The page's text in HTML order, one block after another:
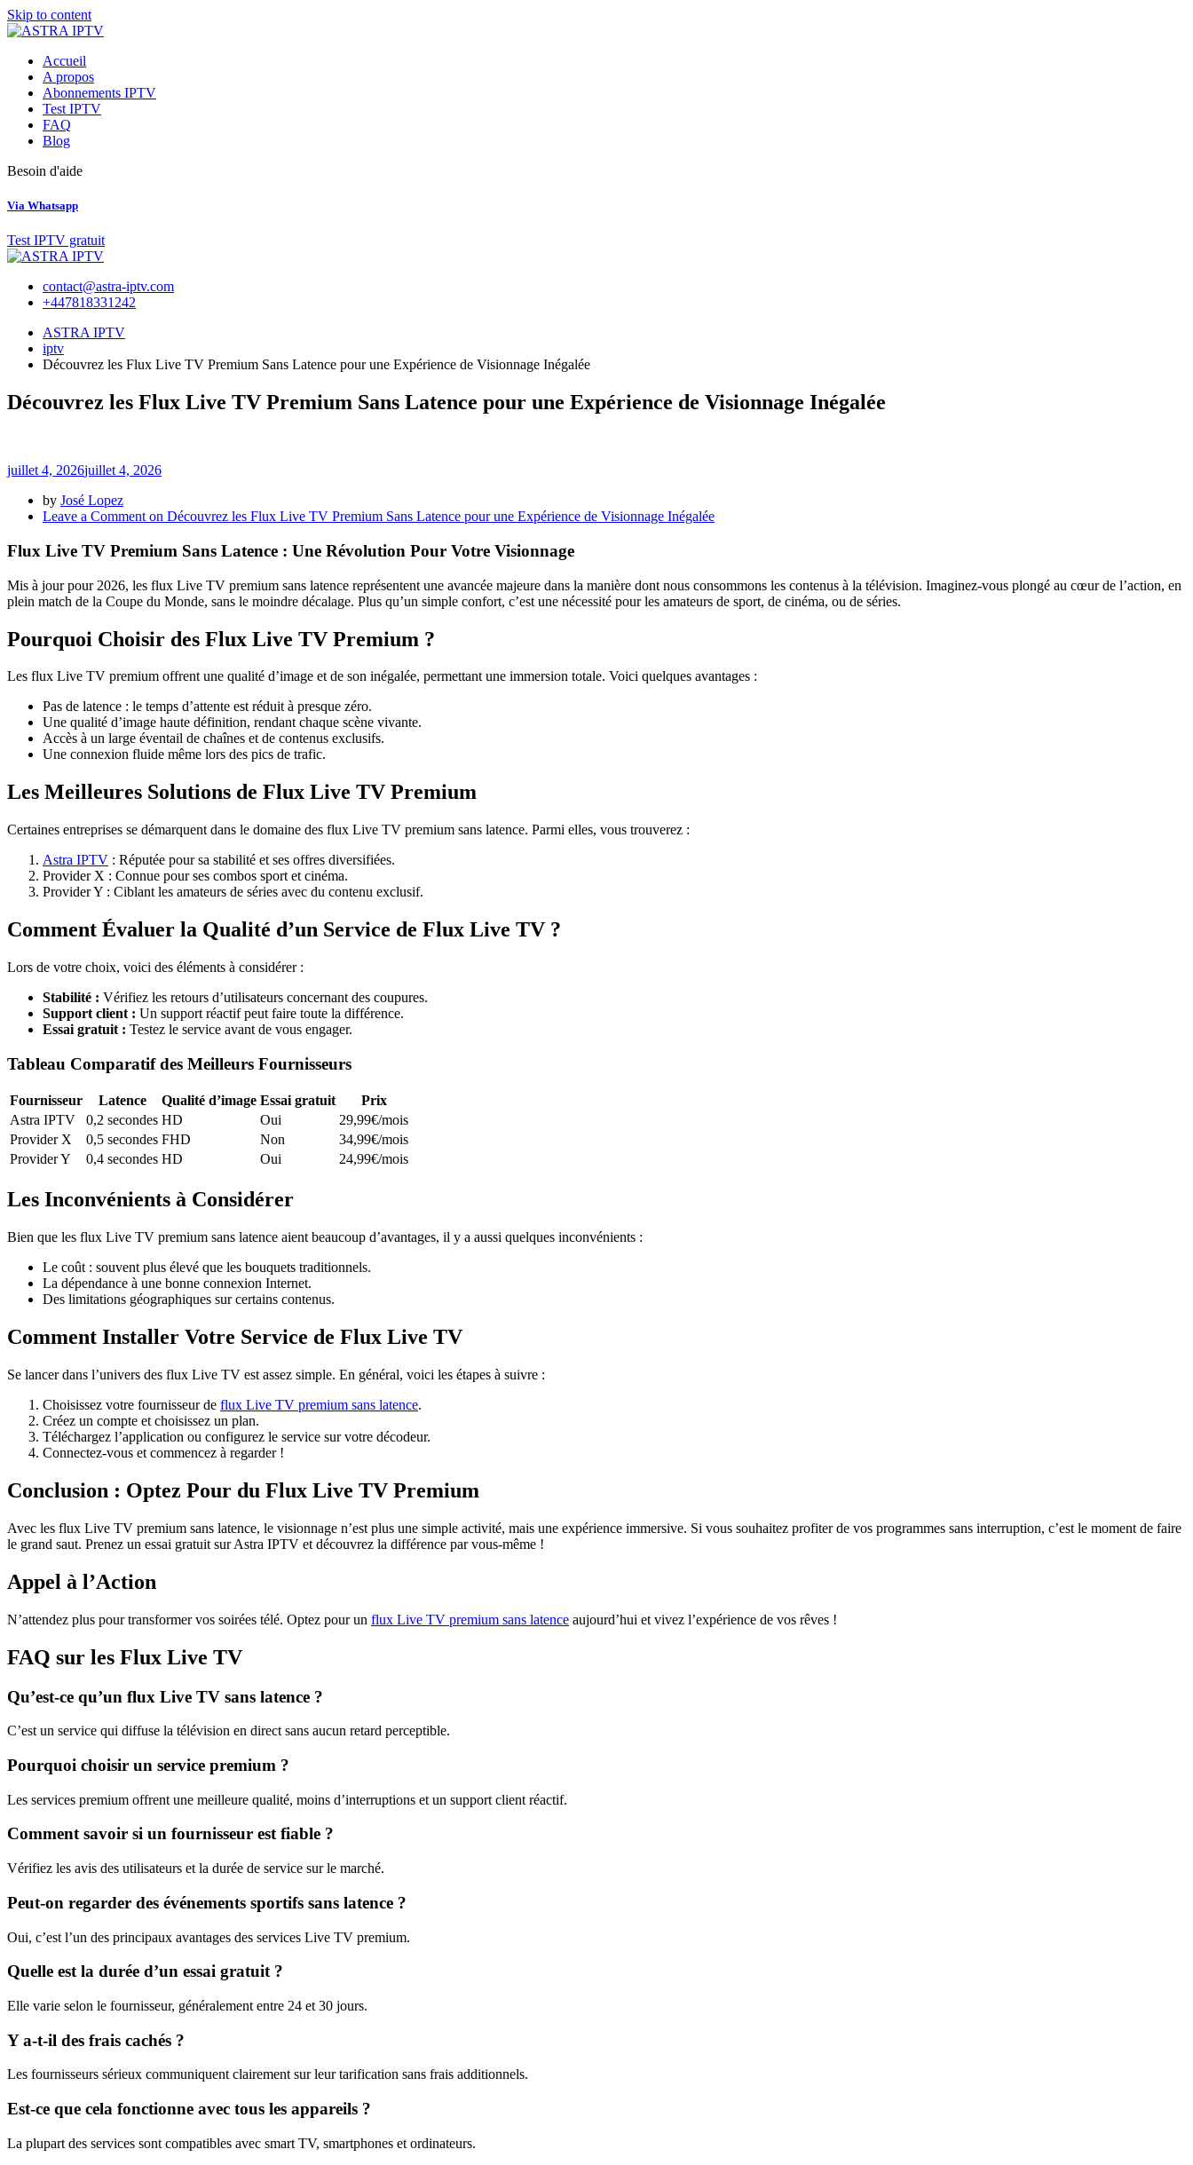
Skip to content
Accueil
A propos
Abonnements IPTV
Test IPTV
FAQ
Blog
Besoin d'aide
Via Whatsapp
Test IPTV gratuit
contact@astra-iptv.com
+447818331242
ASTRA IPTV
iptv
Découvrez les Flux Live TV Premium Sans Latence pour une Expérience de Visionnage Inégalée
Découvrez les Flux Live TV Premium Sans Latence pour une Expérience de Visionnage Inégalée
juillet 4, 2026juillet 4, 2026
by José Lopez
Leave a Comment on Découvrez les Flux Live TV Premium Sans Latence pour une Expérience de Visionnage Inégalée
Flux Live TV Premium Sans Latence : Une Révolution Pour Votre Visionnage
Mis à jour pour 2026, les flux Live TV premium sans latence représentent une avancée majeure dans la manière dont nous consommons les contenus à la télévision. Imaginez-vous plongé au cœur de l’action, en
plein match de la Coupe du Monde, sans le moindre décalage. Plus qu’un simple confort, c’est une nécessité pour les amateurs de sport, de cinéma, ou de séries.
Pourquoi Choisir des Flux Live TV Premium ?
Les flux Live TV premium offrent une qualité d’image et de son inégalée, permettant une immersion totale. Voici quelques avantages :
Pas de latence : le temps d’attente est réduit à presque zéro.
Une qualité d’image haute définition, rendant chaque scène vivante.
Accès à un large éventail de chaînes et de contenus exclusifs.
Une connexion fluide même lors des pics de trafic.
Les Meilleures Solutions de Flux Live TV Premium
Certaines entreprises se démarquent dans le domaine des flux Live TV premium sans latence. Parmi elles, vous trouverez :
Astra IPTV : Réputée pour sa stabilité et ses offres diversifiées.
Provider X : Connue pour ses combos sport et cinéma.
Provider Y : Ciblant les amateurs de séries avec du contenu exclusif.
Comment Évaluer la Qualité d’un Service de Flux Live TV ?
Lors de votre choix, voici des éléments à considérer :
Stabilité : Vérifiez les retours d’utilisateurs concernant des coupures.
Support client : Un support réactif peut faire toute la différence.
Essai gratuit : Testez le service avant de vous engager.
Tableau Comparatif des Meilleurs Fournisseurs
Fournisseur Latence Qualité d’image Essai gratuit
Prix
Astra IPTV
0,2 secondes HD Oui
29,99€/mois
Provider X
0,5 secondes FHD Non
34,99€/mois
Provider Y
0,4 secondes HD Oui 24,99€/mois
Les Inconvénients à Considérer
Bien que les flux Live TV premium sans latence aient beaucoup d’avantages, il y a aussi quelques inconvénients :
Le coût : souvent plus élevé que les bouquets traditionnels.
La dépendance à une bonne connexion Internet.
Des limitations géographiques sur certains contenus.
Comment Installer Votre Service de Flux Live TV
Se lancer dans l’univers des flux Live TV est assez simple. En général, voici les étapes à suivre :
Choisissez votre fournisseur de flux Live TV premium sans latence.
Créez un compte et choisissez un plan.
Téléchargez l’application ou configurez le service sur votre décodeur.
Connectez-vous et commencez à regarder !
Conclusion : Optez Pour du Flux Live TV Premium
Avec les flux Live TV premium sans latence, le visionnage n’est plus une simple activité, mais une expérience immersive. Si vous souhaitez profiter de vos programmes sans interruption, c’est le moment de faire
le grand saut. Prenez un essai gratuit sur Astra IPTV et découvrez la différence par vous-même !
Appel à l’Action
N’attendez plus pour transformer vos soirées télé. Optez pour un flux Live TV premium sans latence aujourd’hui et vivez l’expérience de vos rêves !
FAQ sur les Flux Live TV
Qu’est-ce qu’un flux Live TV sans latence ?
C’est un service qui diffuse la télévision en direct sans aucun retard perceptible.
Pourquoi choisir un service premium ?
Les services premium offrent une meilleure qualité, moins d’interruptions et un support client réactif.
Comment savoir si un fournisseur est fiable ?
Vérifiez les avis des utilisateurs et la durée de service sur le marché.
Peut-on regarder des événements sportifs sans latence ?
Oui, c’est l’un des principaux avantages des services Live TV premium.
Quelle est la durée d’un essai gratuit ?
Elle varie selon le fournisseur, généralement entre 24 et 30 jours.
Y a-t-il des frais cachés ?
Les fournisseurs sérieux communiquent clairement sur leur tarification sans frais additionnels.
Est-ce que cela fonctionne avec tous les appareils ?
La plupart des services sont compatibles avec smart TV, smartphones et ordinateurs.